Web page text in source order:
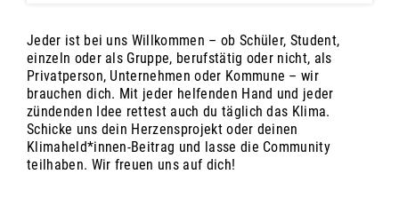
Jeder ist bei uns Willkommen – ob Schüler, Student,
einzeln oder als Gruppe, berufstätig oder nicht, als
Privatperson, Unternehmen oder Kommune – wir
brauchen dich. Mit jeder helfenden Hand und jeder
zündenden Idee rettest auch du täglich das Klima.
Schicke uns dein Herzensprojekt oder deinen
Klimaheld*innen-Beitrag und lasse die Community
teilhaben. Wir freuen uns auf dich!